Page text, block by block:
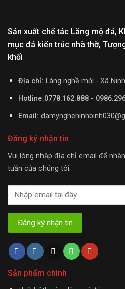
Sản xuất chế tác Lăng mộ đá,
mục đá kiến trúc nhà thờ,
khối
Địa chỉ: Làng nghề mới - Xã
Hotline:0778.162.888 -
Email:
Đăng ký nhận tin
Vui lòng nhập địa chỉ email để
tuần của chúng tôi:
Sản phẩm chính